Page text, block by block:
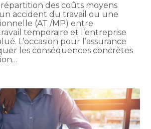
des coûts moyens
accident du travail ou une
(AT /MP) entre
temporaire et l’entreprise
L’occasion pour l’assurance
les conséquences concrètes